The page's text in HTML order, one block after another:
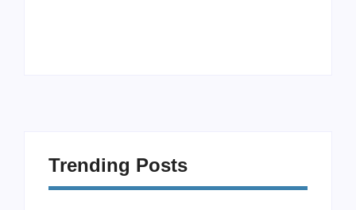
Trending Posts